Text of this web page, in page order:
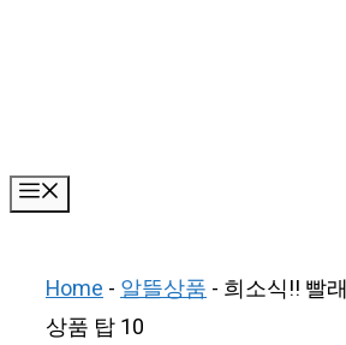
Home-알뜰상품- 희소식!! 빨
상품 탑 10